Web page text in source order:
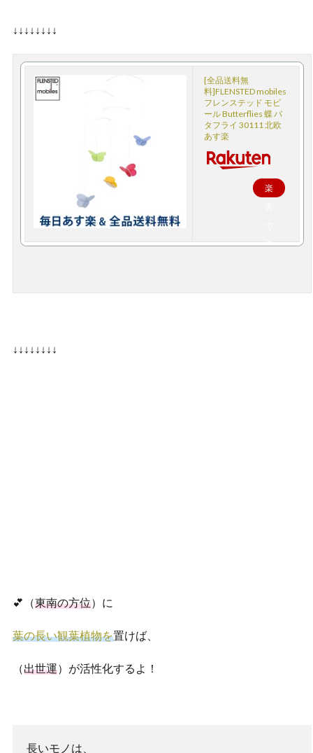
↓↓↓↓↓↓↓↓
[全品送料無
料]FLENSTED mobiles
フレンステッド モビ
ール Butterflies 蝶 バ
タフライ 30111 北欧
あす楽
楽
購
↓↓↓↓↓↓↓↓
💕（東南の方位）に
葉の長い観葉植物を置けば、
（出世運）が活性化するよ！
長いモノは、